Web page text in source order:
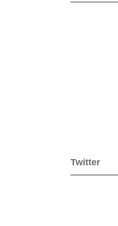
Twitter